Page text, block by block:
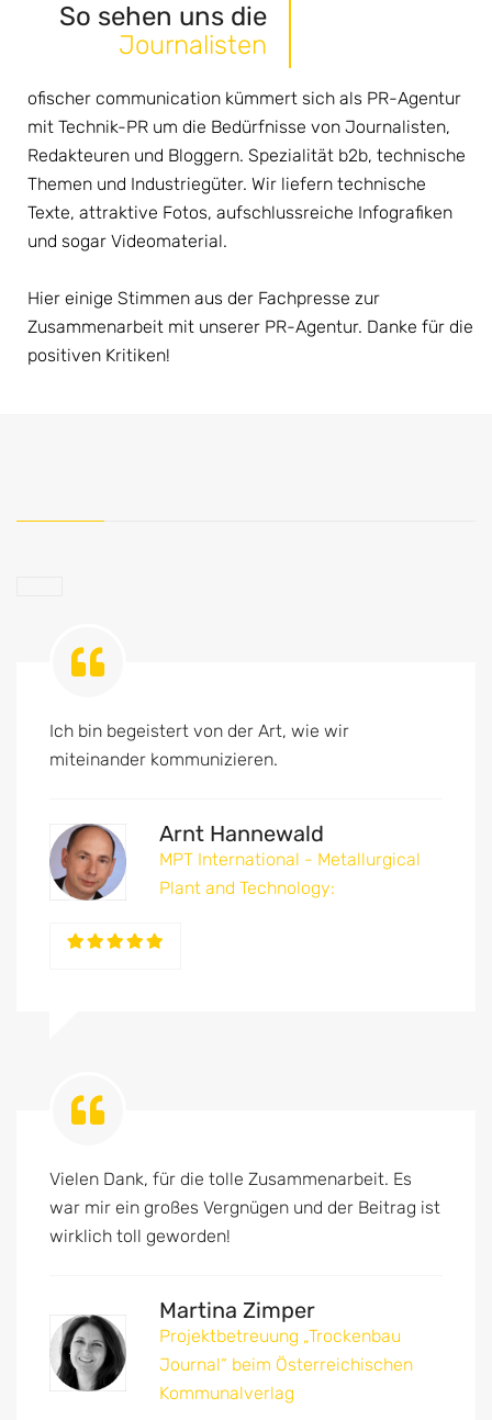
So sehen uns die
Journalisten
ofischer communication kümmert sich als PR-Agentur
mit Technik-PR um die Bedürfnisse von Journalisten,
Redakteuren und Bloggern. Spezialität b2b, technische
Themen und Industriegüter. Wir liefern technische
Texte, attraktive Fotos, aufschlussreiche Infografiken
und sogar Videomaterial.
Hier einige Stimmen aus der Fachpresse zur
Zusammenarbeit mit unserer PR-Agentur. Danke für die
positiven Kritiken!
Ich bin begeistert von der Art, wie wir
miteinander kommunizieren.
Arnt Hannewald
MPT International - Metallurgical
Plant and Technology:
Vielen Dank, für die tolle Zusammenarbeit. Es
war mir ein großes Vergnügen und der Beitrag ist
wirklich toll geworden!
Martina Zimper
Projektbetreuung „Trockenbau
Journal“ beim Österreichischen
Kommunalverlag